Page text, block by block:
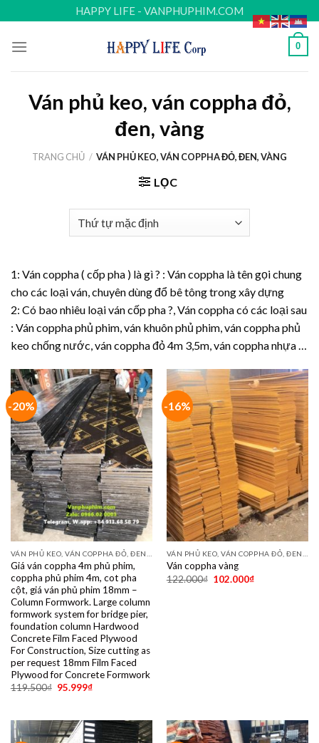
to
content
HAPPY LIFE - VANPHUPHIM.COM
0
Ván phủ keo, ván coppha đỏ,
đen, vàng
TRANG CHỦ / VÁN PHỦ KEO, VÁN COPPHA ĐỎ, ĐEN, VÀNG
LỌC
1: Ván coppha ( cốp pha ) là gì ? : Ván coppha là tên gọi chung
cho các loại ván, chuyên dùng đổ bê tông trong xây dựng
2: Có bao nhiêu loại ván cốp pha ?, Ván coppha có các loại sau
: Ván coppha phủ phim, ván khuôn phủ phim, ván coppha phủ
keo chống nước, ván coppha đỏ 4m 3,5m, ván coppha nhựa …
-20%
Giá ván coppha 4m phủ phim,
coppha phủ phim 4m, cot pha
cột, giá ván phủ phim 18mm –
Column Formwork. Large column
formwork system for bridge pier,
foundation column Hardwood
Concrete Film Faced Plywood
For Construction, Size cutting as
per request 18mm Film Faced
Plywood for Concrete Formwork
119.500₫ 95.999₫
-16%
Ván coppha vàng
122.000₫ 102.000₫